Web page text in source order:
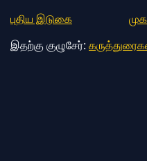
புதிய இடுகை
இதற்கு குழுசேர்: